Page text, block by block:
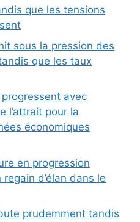
que les tensions
sous la pression des
que les taux
avec
l’attrait pour la
économiques
en progression
d’élan dans le
prudemment tandis